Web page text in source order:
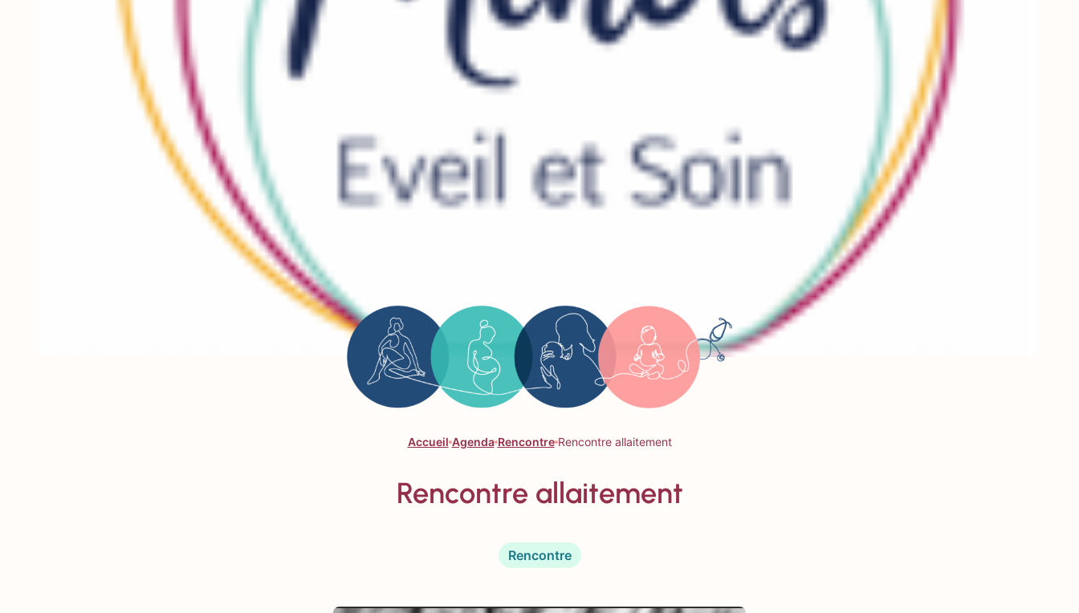
Accueil Agenda Rencontre Rencontre allaitement
Rencontre allaitement
Rencontre